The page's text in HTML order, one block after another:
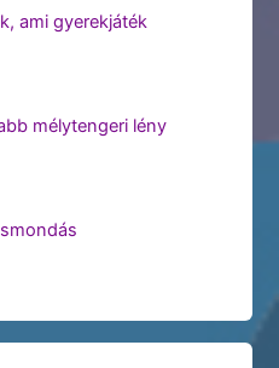
ami gyerekjáték
mélytengeri lény